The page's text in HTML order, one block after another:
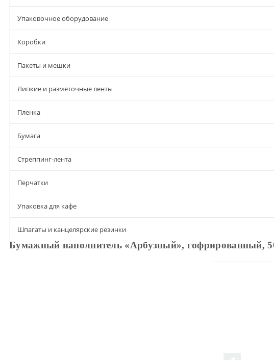
Упаковочное оборудование
Коробки
Пакеты и мешки
Липкие и разметочные ленты
Пленка
Бумага
Стреппинг-лента
Перчатки
Упаковка для кафе
Шпагаты и канцелярские резинки
Бумажный наполнитель «Арбузный», гофрированный,